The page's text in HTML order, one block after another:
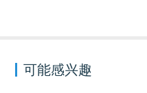
可能感兴趣